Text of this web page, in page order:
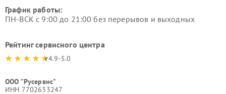
График работы:
ПН-ВСК с 9:00 до 21:00 без перерывов и выходных
Рейтинг сервисного центра
4.9-5.0
ООО "Русервис"
ИНН 7702633247